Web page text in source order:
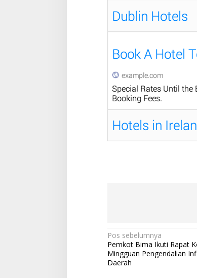
N
a
v
Pos sebelumnya
Pemkot Bima Ikuti Rapat
Mingguan Pengendalian
Daerah